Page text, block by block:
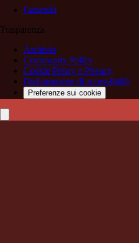
l’azienda
Trasparenza
Archivio
Community Policy
Cookie Policy e Privacy
Dichiarazione di accessibilità
Preferenze sui cookie